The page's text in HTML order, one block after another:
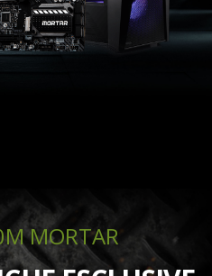
MORTAR